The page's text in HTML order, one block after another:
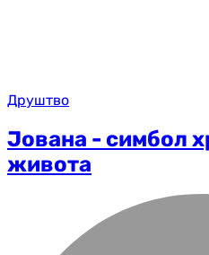
Друштво
Јована - симбол
живота